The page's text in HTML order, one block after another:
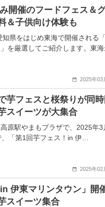
開催のフードフェス＆
子供向け体験も
県をはじめ東海で開催される
を厳選してご紹介します。東海
2025年03
芋フェスと桜祭りが同時
スイーツが大集合
原駅やまもプラザで、2025年3
「第1回芋フェス！in 伊…
2025年02
伊東マリンタウン」開
スイーツ集合